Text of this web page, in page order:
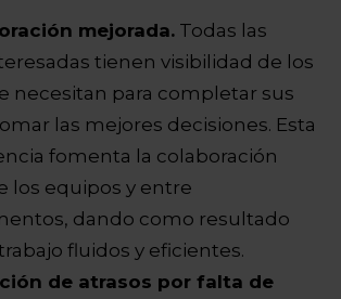
mejorada. Todas las
tienen visibilidad de los
necesitan para completar sus
las mejores decisiones. Esta
fomenta la colaboración
los equipos y entre
dando como resultado
fluidos y eficientes.
de atrasos por falta de